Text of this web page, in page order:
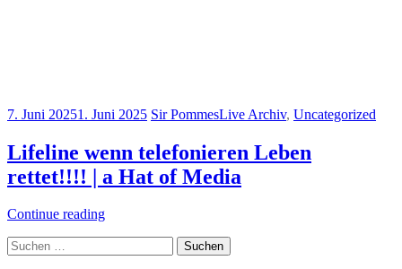
7. Juni 20251. Juni 2025 Sir PommesLive Archiv, Uncategorized
Lifeline wenn telefonieren Leben
rettet!!!! | a Hat of Media
Continue reading
Suchen
nach: